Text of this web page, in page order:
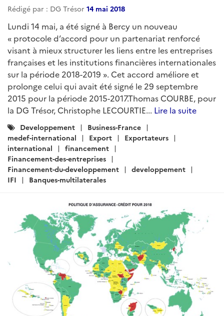
Rédigé par : DG Trésor 14 mai 2018
Lundi 14 mai, a été signé à Bercy un nouveau
« protocole d’accord pour un partenariat renforcé
visant à mieux structurer les liens entre les entreprises
françaises et les institutions financières internationales
sur la période 2018-2019 ». Cet accord améliore et
prolonge celui qui avait été signé le 29 septembre
2015 pour la période 2015-2017.Thomas COURBE, pour
la DG Trésor, Christophe LECOURTIE... Lire la suite
Catégories
:
Developpement
Business-France
medef-international
Export
Exportateurs
international
financement
Financement-des-entreprises
Financement-du-developpement
developpement
IFI
Banques-multilaterales